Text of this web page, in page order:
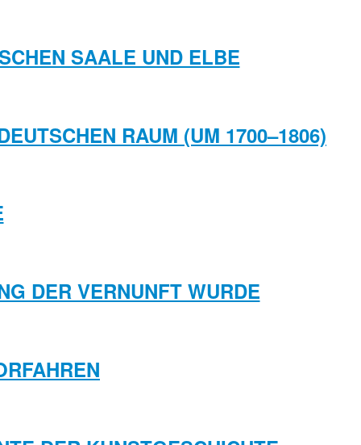
SAALE UND ELBE
RAUM (UM 1700–1806)
DER VERNUNFT WURDE